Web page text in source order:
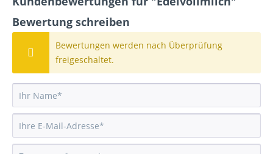
Bewertung schreiben
Bewertungen werden nach Überprüfung
freigeschaltet.